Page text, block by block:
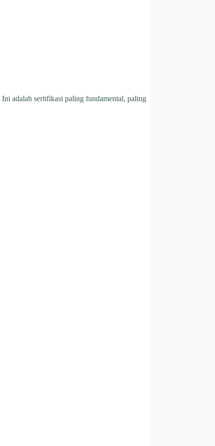
adalah sertifikasi paling fundamental, paling